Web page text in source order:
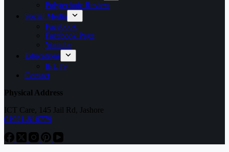
Polytechnic Review
Social Media
Facebook
Facebook Page
Youtube
Educations
IELTS
Contact
Physical Address
ICT Care, 145 Jail Rd, Jashore
01921-816779